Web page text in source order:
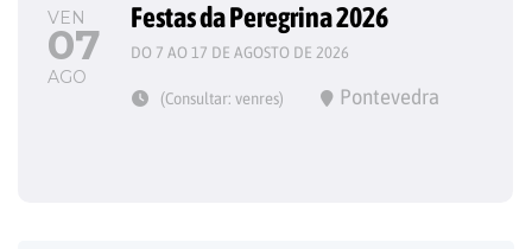
VEN
07
AGO
Festas da Peregrina 2026
DO 7 AO 17 DE AGOSTO DE 2026
(Consultar: venres) Pontevedra